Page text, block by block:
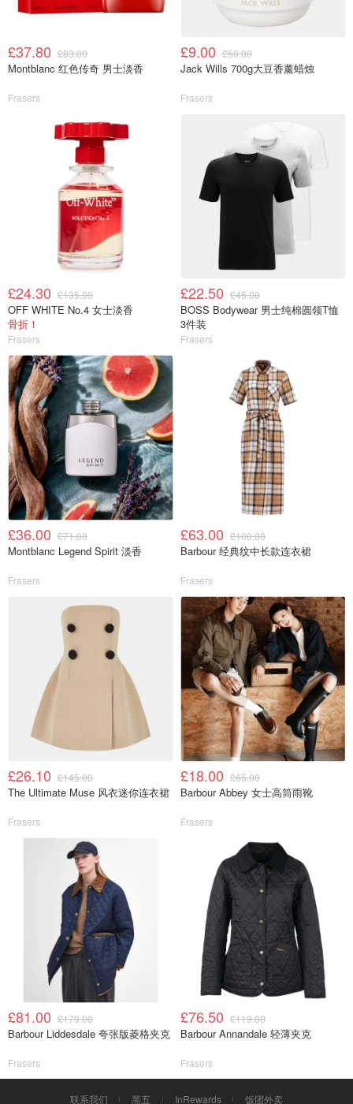
£37.80 £83.00
Montblanc 红色传奇 男士淡香
Frasers
£9.00 £50.00
Jack Wills 700g大豆香薰蜡烛
Frasers
£24.30 £135.00
OFF WHITE No.4 女士淡香
骨折！
Frasers
£22.50 £45.00
BOSS Bodywear 男士纯棉圆领T恤
3件装
Frasers
£36.00 £71.00
Montblanc Legend Spirit 淡香
Frasers
£63.00 £100.00
Barbour 经典纹中长款连衣裙
Frasers
£26.10 £145.00
The Ultimate Muse 风衣迷你连衣裙
Frasers
£18.00 £65.00
Barbour Abbey 女士高筒雨靴
Frasers
£81.00 £179.00
Barbour Liddesdale 夸张版菱格夹克
Frasers
£76.50 £119.00
Barbour Annandale 轻薄夹克
Frasers
联系我们 黑五 InRewards 饭团外卖